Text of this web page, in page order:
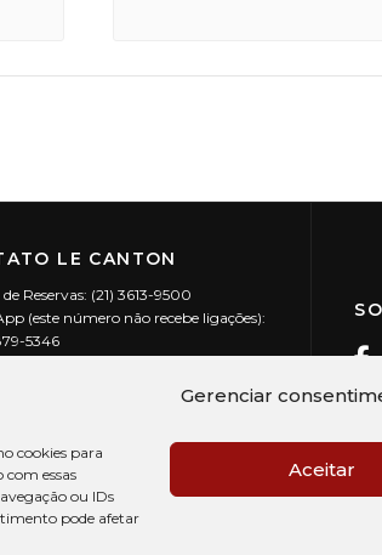
Gerenciar
cookies para
essas
ou IDs
pode afetar
Aceitar
LE CANTON
Reservas: (21) 3613-9500
(este número não recebe ligações):
5346